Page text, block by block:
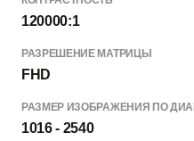
120000:1
РАЗРЕШЕНИЕ МАТРИЦЫ
FHD
РАЗМЕР ИЗОБРАЖЕНИЯ ПО
1016 - 2540